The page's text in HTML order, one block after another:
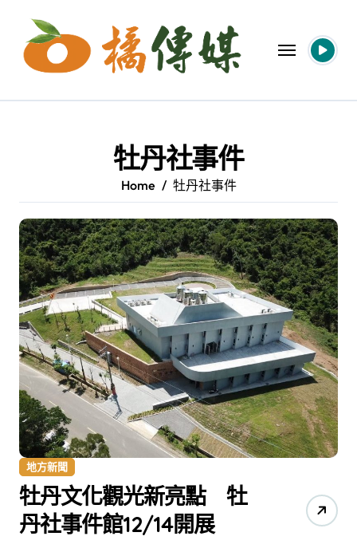
content
牡丹社事件
Home 牡丹社事件
地方新聞
牡丹文化觀光新亮點 牡
丹社事件館12/14開展